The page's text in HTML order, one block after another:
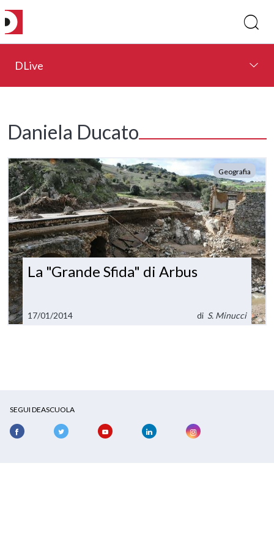
DLive
Daniela Ducato
Geografia
La "Grande Sfida" di Arbus
17/01/2014 di S. Minucci
SEGUI DEASCUOLA